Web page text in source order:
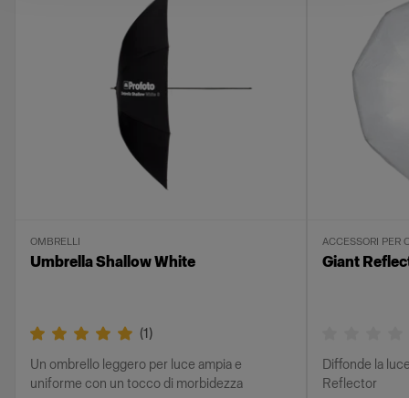
OMBRELLI
Umbrella Shallow White
(1)
Un ombrello leggero per luce ampia e
uniforme con un tocco di morbidezza
ACCESSORI PER
Giant
Diffonde la
Reflector